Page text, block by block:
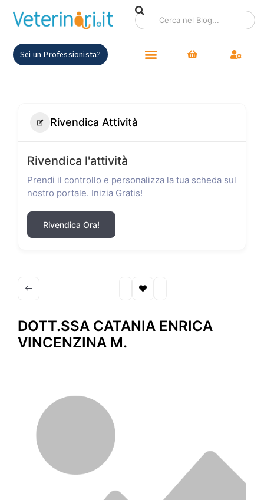
Sei un Professionista?
Rivendica Attività
Rivendica l'attività
Prendi il controllo e personalizza la tua scheda sul
nostro portale. Inizia Gratis!
Rivendica Ora!
DOTT.SSA CATANIA ENRICA
VINCENZINA M.